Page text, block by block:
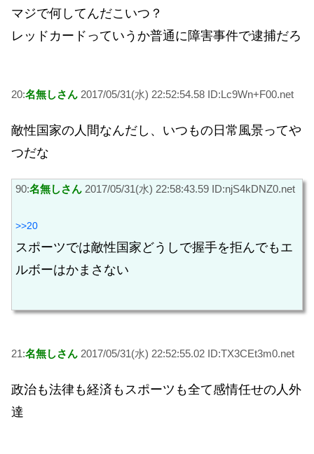
マジで何してんだこいつ？
レッドカードっていうか普通に障害事件で逮捕だろ
20:名無しさん 2017/05/31(水) 22:52:54.58 ID:Lc9Wn+F00.net
敵性国家の人間なんだし、いつもの日常風景ってや
つだな
90:名無しさん 2017/05/31(水) 22:58:43.59 ID:njS4kDNZ0.net
>>20
スポーツでは敵性国家どうしで握手を拒んでもエ
ルボーはかまさない
21:名無しさん 2017/05/31(水) 22:52:55.02 ID:TX3CEt3m0.net
政治も法律も経済もスポーツも全て感情任せの人外
達